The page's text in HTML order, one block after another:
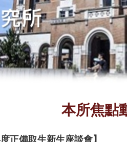
本所焦點
正備取生新生座談會】